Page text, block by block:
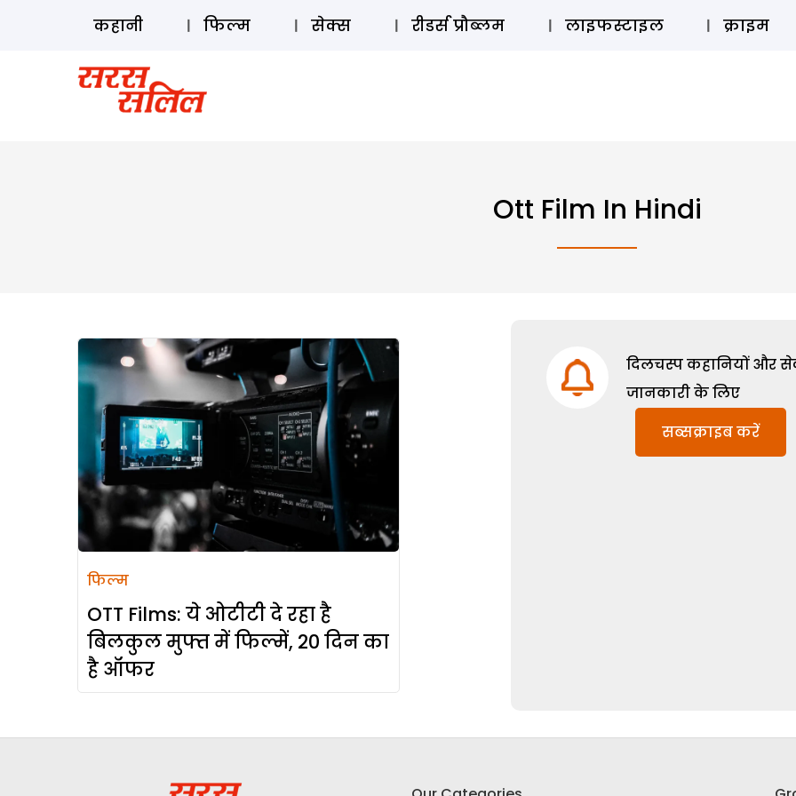
ऑडियो
कहानी फिल्म सेक्स रीडर्स प्रौब्लम लाइफस्टाइल क्राइम
Ott Film In Hindi
फिल्म
OTT Films: ये ओटीटी दे रहा है
बिलकुल मुफ्त में फिल्में, 20 दिन का
है ऑफर
दिलचस्प कहानियों और
जानकारी के लिए
सब्सक्राइब करें